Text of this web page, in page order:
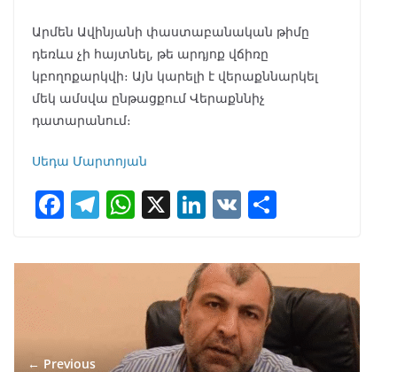
Արմեն Ավինյանի փաստաբանական թիմը
դեռևս չի հայտնել, թե արդյոք վճիռը
կբողոքարկվի։ Այն կարելի է վերաքննարկել
մեկ ամսվա ընթացքում Վերաքննիչ
դատարանում։
Սեդա Մարտոյան
F
e
o
T
e
m
W
at
A
p
X Li
k
e
dI
n
V
ar
e
← Previous